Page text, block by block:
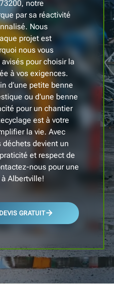
notre
par sa réactivité
Nous
projet est
nous vous
pour choisir la
à vos exigences.
d’une petite benne
ou d’une benne
pour un chantier
est à votre
la vie. Avec
devient un
et respect de
nous pour une
Albertville!
GRATUIT